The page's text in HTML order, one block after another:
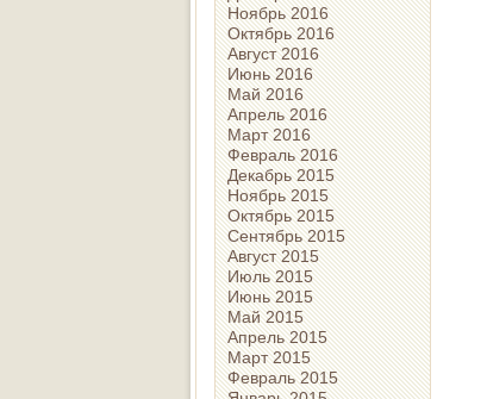
Ноябрь 2016
Октябрь 2016
Август 2016
Июнь 2016
Май 2016
Апрель 2016
Март 2016
Февраль 2016
Декабрь 2015
Ноябрь 2015
Октябрь 2015
Сентябрь 2015
Август 2015
Июль 2015
Июнь 2015
Май 2015
Апрель 2015
Март 2015
Февраль 2015